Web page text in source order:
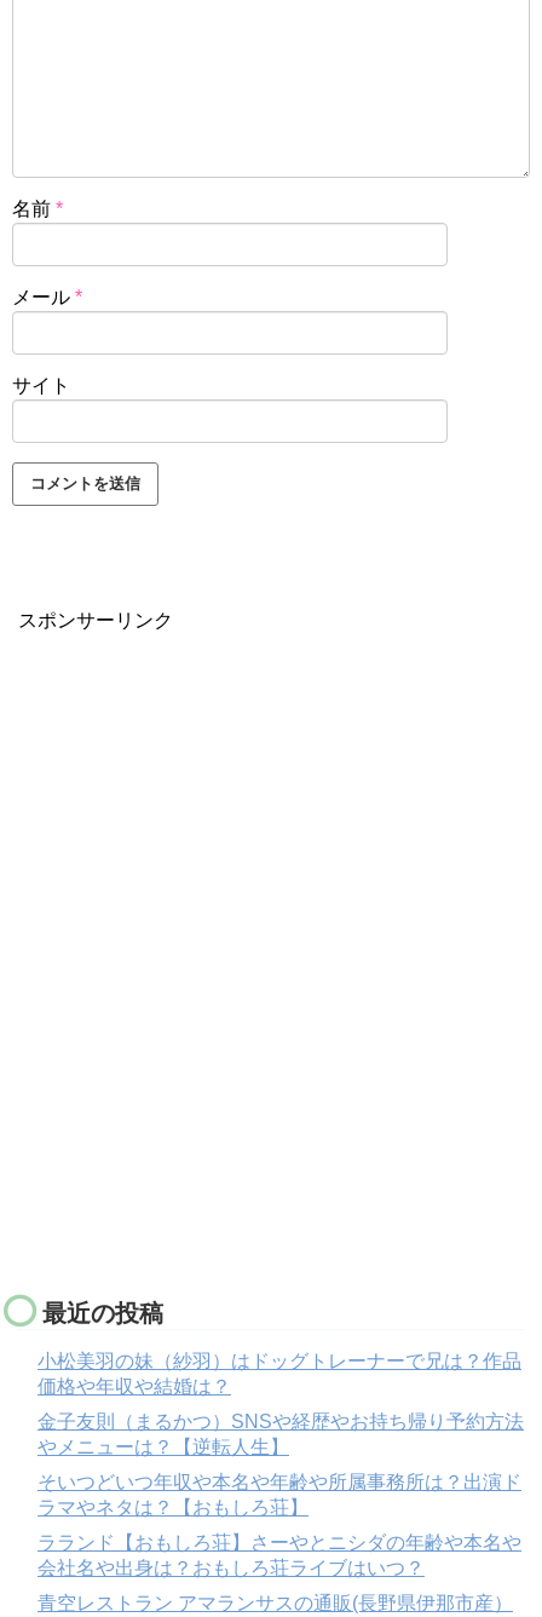
名前 *
メール *
サイト
スポンサーリンク
最近の投稿
小松美羽の妹（紗羽）はドッグトレーナーで兄は？作品
価格や年収や結婚は？
金子友則（まるかつ）SNSや経歴やお持ち帰り予約方法
やメニューは？【逆転人生】
そいつどいつ年収や本名や年齢や所属事務所は？出演ド
ラマやネタは？【おもしろ荘】
ラランド【おもしろ荘】さーやとニシダの年齢や本名や
会社名や出身は？おもしろ荘ライブはいつ？
青空レストラン アマランサスの通販(長野県伊那市産）